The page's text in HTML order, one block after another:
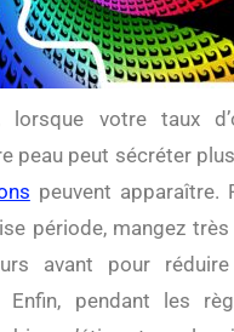
peau peut sécréter
peuvent apparaître.
période, mangez très
avant pour
Enfin, pendant les